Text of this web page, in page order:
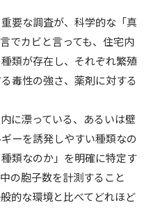
要な調査が、科学的な「真
でカビと言っても、住宅内
類が存在し、それぞれ繁殖
毒性の強さ、薬剤に対する
に漂っている、あるいは壁
ーを誘発しやすい種類なの
類なのか」を明確に特定す
の胞子数を計測すること
的な環境と比べてどれほど